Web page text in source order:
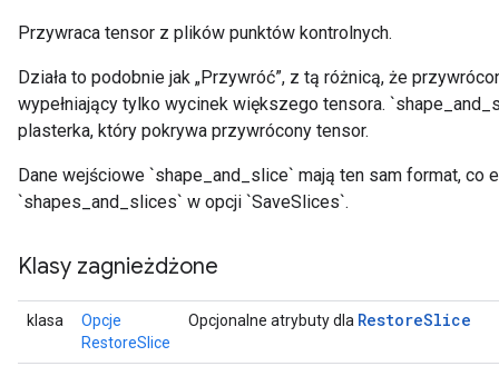
Przywraca tensor z plików punktów kontrolnych.
Działa to podobnie jak „Przywróć”, z tą różnicą, że
wypełniający tylko wycinek większego tensora.
plasterka, który pokrywa przywrócony tensor.
Dane wejściowe `shape_and_slice` mają ten sam format, co
`shapes_and_slices` w opcji `SaveSlices`.
Klasy zagnieżdżone
klasa
Opcje
RestoreSlice
Opcjonalne atrybuty dla RestoreSlice